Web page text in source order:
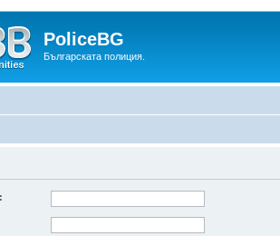
PoliceBG
Българската полиция.